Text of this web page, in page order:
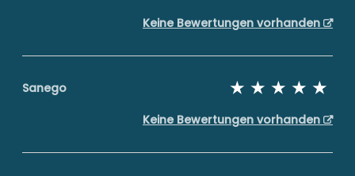
Keine Bewertungen vorhanden
Sanego
Keine Bewertungen vorhanden